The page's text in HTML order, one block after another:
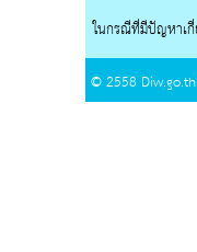
ในกรณีที่มีปัญหาเ
© 2558 Diw.go.th